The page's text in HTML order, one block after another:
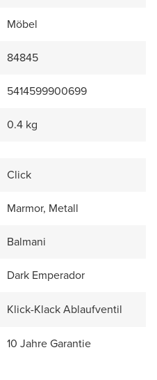
Möbel
84845
5414599900699
0.4 kg
Click
Marmor, Metall
Balmani
Dark Emperador
Klick-Klack Ablaufventil
10 Jahre Garantie